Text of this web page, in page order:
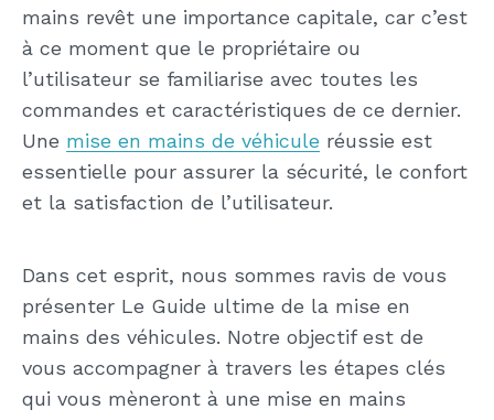
mains revêt une importance capitale, car c’est
à ce moment que le propriétaire ou
l’utilisateur se familiarise avec toutes les
commandes et caractéristiques de ce dernier.
Une mise en mains de véhicule réussie est
essentielle pour assurer la sécurité, le confort
et la satisfaction de l’utilisateur.
Dans cet esprit, nous sommes ravis de vous
présenter Le Guide ultime de la mise en
mains des véhicules. Notre objectif est de
vous accompagner à travers les étapes clés
qui vous mèneront à une mise en mains